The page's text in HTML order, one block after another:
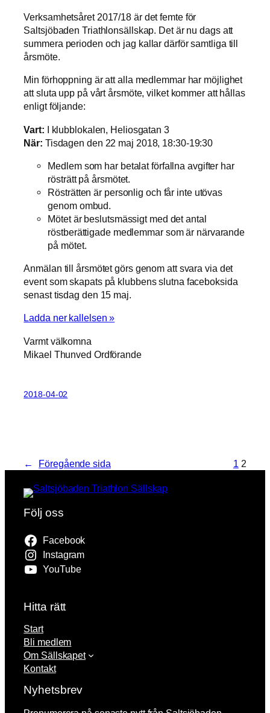
Verksamhetsåret 2017/18 är det femte för
Saltsjöbaden Triathlonsällskap. Det är nu dags att
summera perioden och jag kallar därför samtliga till
årsmöte.
Min förhoppning är att alla medlemmar har möjlighet
att sluta upp på vårt årsmöte, vilket kommer att hållas
enligt följande:
Vart: I klubblokalen, Heliosgatan 3
När: Tisdagen den 22 maj 2018, 18:30-19:30
Medlem som har betalat förfallna avgifter har
rösträtt på årsmötet.
Rösträtten är personlig och får inte utövas
genom ombud.
Mötet är beslutsmässigt med det antal
röstberättigade medlemmar som är närvarande
på mötet.
Anmälan till årsmötet görs genom att svara via det
event som skapats på klubbens slutna faceboksida
senast tisdag den 15 maj.
Ladda ner kallelsen »
Varmt välkomna
Mikael Thunved Ordförande
2018-04-02
← Föregående sida 1 2
Följ oss
Facebook
Instagram
YouTube
Hitta rätt
Start
Bli medlem
Om Sällskapet
Kontakt
Nyhetsbrev